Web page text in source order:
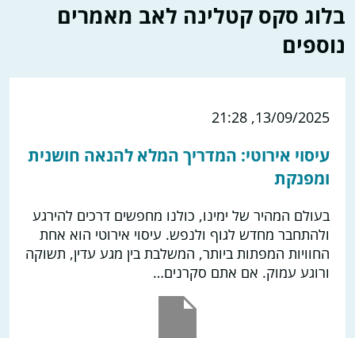
בלוג סקס קטלינה לאב מאמרים
נוספים
13/09/2025, 21:28
עיסוי אירוטי: המדריך המלא להנאה חושנית
ומפנקת
בעולם המהיר של ימינו, כולנו מחפשים דרכים להירגע
ולהתחבר מחדש לגוף ולנפש. עיסוי אירוטי הוא אחת
החוויות המפתות ביותר, המשלבת בין מגע עדין, תשוקה
ורוגע עמוק. אם אתם סקרנים…